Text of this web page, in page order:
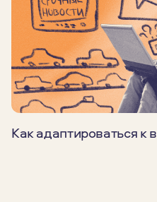
Как адаптироваться к